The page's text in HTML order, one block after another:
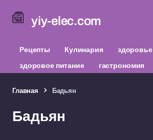
yiy-elec.com
Рецепты Кулинария
здоровье
здоровое питание
гастрономия
Главная Бадьян
Бадьян